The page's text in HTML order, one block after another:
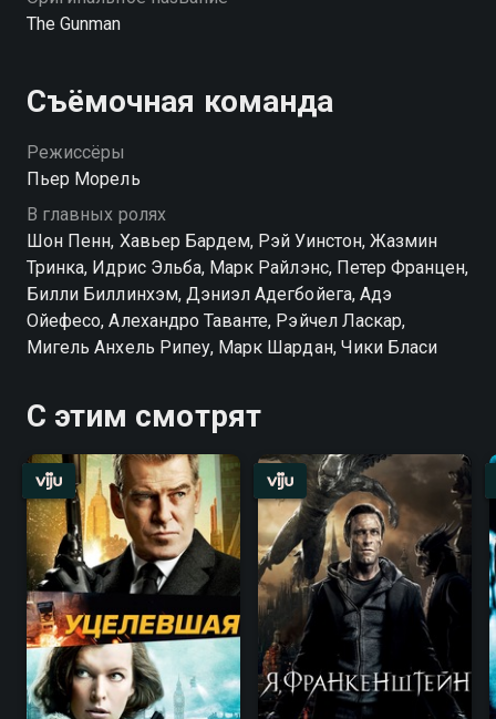
The Gunman
Съёмочная команда
Режиссёры
Пьер Морель
В главных ролях
Шон Пенн, Хавьер Бардем, Рэй Уинстон, Жазмин
Тринка, Идрис Эльба, Марк Райлэнс, Петер Францен,
Билли Биллинхэм, Дэниэл Адегбойега, Адэ
Ойефесо, Алехандро Таванте, Рэйчел Ласкар,
Мигель Анхель Рипеу, Марк Шардан, Чики Бласи
С этим смотрят